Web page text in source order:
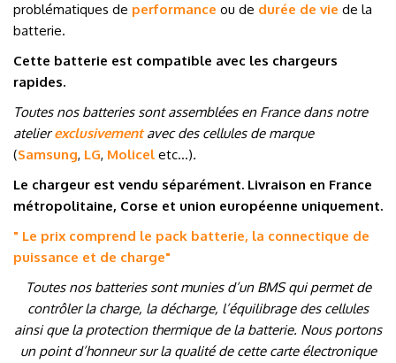
problématiques de performance ou de durée de vie de la
batterie.
Cette batterie est compatible avec les chargeurs
rapides.
Toutes nos batteries sont assemblées en France dans notre
atelierexclusivementavec des cellules de marque
(Samsung, LG, Molicel etc…).
Le chargeur est vendu séparément. Livraison en France
métropolitaine, Corse et union européenne uniquement.
" Le prix comprend le pack batterie, la connectique de
puissance et de charge"
Toutes nos batteries sont munies d’un BMS qui permet de
contrôler la charge, la décharge, l’équilibrage des cellules
ainsi que la protection thermique de la batterie. Nous portons
un point d’honneur sur la qualité de cette carte électronique